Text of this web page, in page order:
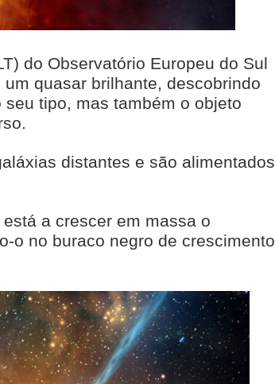
do Observatório Europeu do Sul
quasar brilhante, descobrindo
tipo, mas também o objeto
distantes e são alimentados
a crescer em massa o
o no buraco negro de crescimento